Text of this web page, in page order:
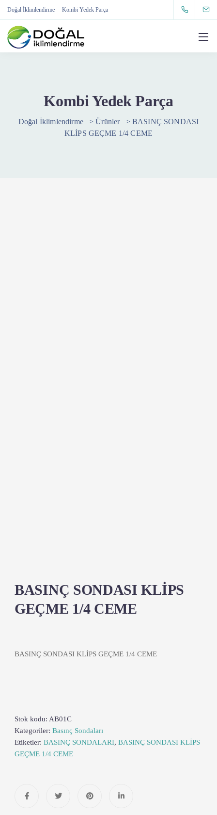
Doğal İklimlendirme Kombi Yedek Parça
Kombi Yedek Parça
Doğal İklimlendirme >Ürünler > BASINÇ SONDASI
KLİPS GEÇME 1/4 CEME
BASINÇ SONDASI KLİPS
GEÇME 1/4 CEME
BASINÇ SONDASI KLİPS GEÇME 1/4 CEME
Stok kodu: AB01C
Kategoriler: Basınç Sondaları
Etiketler: BASINÇ SONDALARI, BASINÇ SONDASI KLİPS
GEÇME 1/4 CEME